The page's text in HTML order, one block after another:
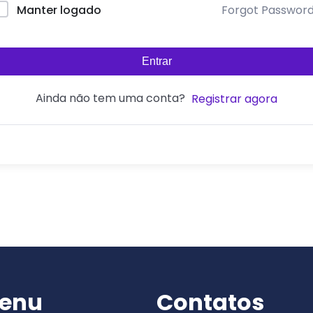
Manter logado Forgot
Entrar
Ainda não tem uma conta? Registrar agora
Contatos